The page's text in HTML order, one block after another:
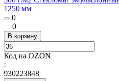
1250 мм
0
0
В корзину
Код на OZON
:
930223848